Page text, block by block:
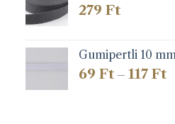
279 Ft
Gumipertli 10 mm
69 Ft – 117 Ft